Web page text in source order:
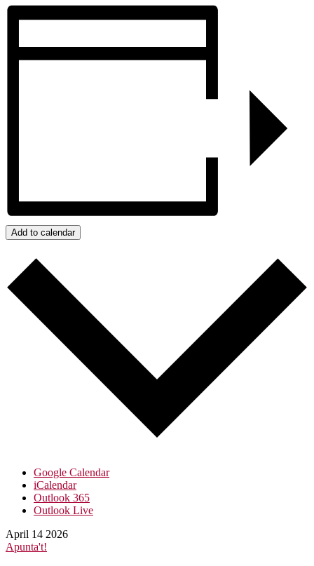
Add to calendar
Google Calendar
iCalendar
Outlook 365
Outlook Live
April 14 2026
Apunta't!